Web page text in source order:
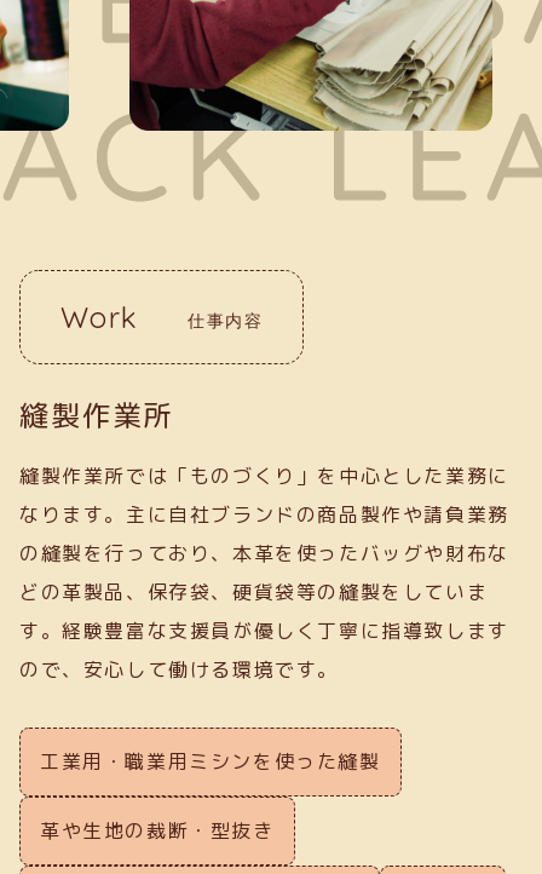
Work 仕事内容
縫製作業所
縫製作業所では「ものづくり」を中心とした業務に
なります。主に自社ブランドの商品製作や請負業務
の縫製を行っており、本革を使ったバッグや財布な
どの革製品、保存袋、硬貨袋等の縫製をしていま
す。経験豊富な支援員が優しく丁寧に指導致します
ので、安心して働ける環境です。
工業用・職業用ミシンを使った縫製
革や生地の裁断・型抜き